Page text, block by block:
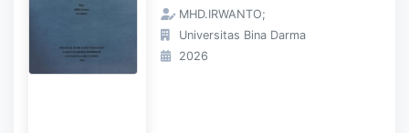
MHD.IRWANTO;
Universitas Bina Darma
2026